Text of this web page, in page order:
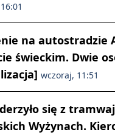
na autostradzie
świeckim. Dwie
wczoraj, 11:51
się z
Wyżynach.